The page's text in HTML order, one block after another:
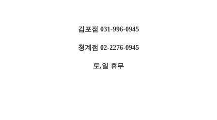
김포점 031-996-0945
청계점 02-2276-0945
토,일 휴무